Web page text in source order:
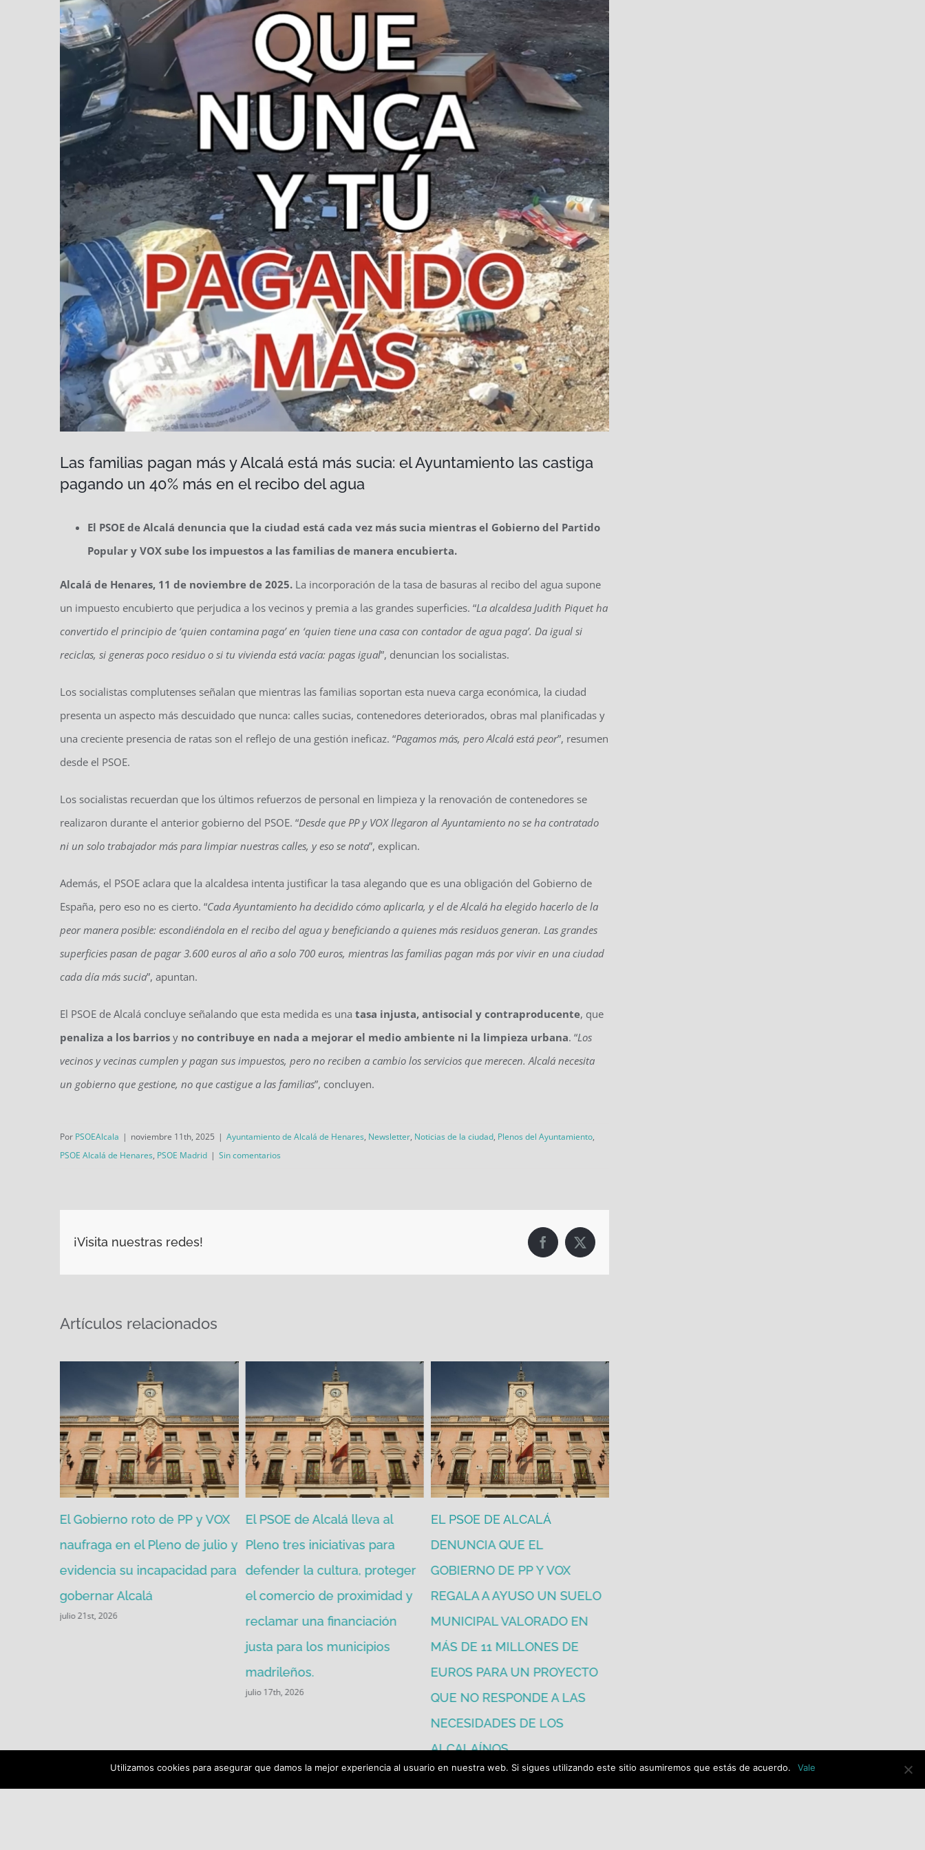
Las familias pagan más y Alcalá está más sucia: el Ayuntamiento las castiga
pagando un 40% más en el recibo del agua
El PSOE de Alcalá denuncia que la ciudad está cada vez más sucia mientras el Gobierno del Partido
Popular y VOX sube los impuestos a las familias de manera encubierta.
Alcalá de Henares, 11 de noviembre de 2025. La incorporación de la tasa de basuras al recibo del agua supone
un impuesto encubierto que perjudica a los vecinos y premia a las grandes superficies. “La alcaldesa Judith Piquet ha
convertido el principio de ‘quien contamina paga’ en ‘quien tiene una casa con contador de agua paga’. Da igual si
reciclas, si generas poco residuo o si tu vivienda está vacía: pagas igual”, denuncian los socialistas.
Los socialistas complutenses señalan que mientras las familias soportan esta nueva carga económica, la ciudad
presenta un aspecto más descuidado que nunca: calles sucias, contenedores deteriorados, obras mal planificadas y
una creciente presencia de ratas son el reflejo de una gestión ineficaz. “Pagamos más, pero Alcalá está peor”, resumen
desde el PSOE.
Los socialistas recuerdan que los últimos refuerzos de personal en limpieza y la renovación de contenedores se
realizaron durante el anterior gobierno del PSOE. “Desde que PP y VOX llegaron al Ayuntamiento no se ha contratado
ni un solo trabajador más para limpiar nuestras calles, y eso se nota”, explican.
Además, el PSOE aclara que la alcaldesa intenta justificar la tasa alegando que es una obligación del Gobierno de
España, pero eso no es cierto. “Cada Ayuntamiento ha decidido cómo aplicarla, y el de Alcalá ha elegido hacerlo de la
peor manera posible: escondiéndola en el recibo del agua y beneficiando a quienes más residuos generan. Las grandes
superficies pasan de pagar 3.600 euros al año a solo 700 euros, mientras las familias pagan más por vivir en una ciudad
cada día más sucia”, apuntan.
El PSOE de Alcalá concluye señalando que esta medida es una tasa injusta, antisocial y contraproducente, que
penaliza a los barriosy no contribuye en nada a mejorar el medio ambiente ni la limpieza urbana. “Los
vecinos y vecinas cumplen y pagan sus impuestos, pero no reciben a cambio los servicios que merecen. Alcalá necesita
un gobierno que gestione, no que castigue a las familias”, concluyen.
Por PSOEAlcala | noviembre 11th, 2025 | Ayuntamiento de Alcalá de Henares, Newsletter, Noticias de la ciudad, Plenos del Ayuntamiento,
PSOE Alcalá de Henares, PSOE Madrid | Sin comentarios
¡Visita nuestras redes! Facebook
X
Artículos relacionados
El Gobierno roto de PP y VOX
naufraga en el Pleno de julio y
evidencia su incapacidad para
gobernar Alcalá
julio 21st, 2026
El PSOE de Alcalá lleva al
Pleno tres iniciativas para
defender la cultura, proteger
el comercio de proximidad y
reclamar una financiación
justa para los municipios
madrileños.
julio 17th, 2026
EL PSOE DE ALCALÁ
DENUNCIA QUE EL
GOBIERNO DE PP Y VOX
REGALA A AYUSO UN SUELO
MUNICIPAL VALORADO EN
MÁS DE 11 MILLONES DE
EUROS PARA UN PROYECTO
QUE NO RESPONDE A LAS
NECESIDADES DE LOS
ALCALAÍNOS.
julio 16th, 2026
Utilizamos cookies para asegurar que damos la mejor experiencia al usuario en nuestra web. Si sigues utilizando este sitio asumiremos que estás de acuerdo. Vale